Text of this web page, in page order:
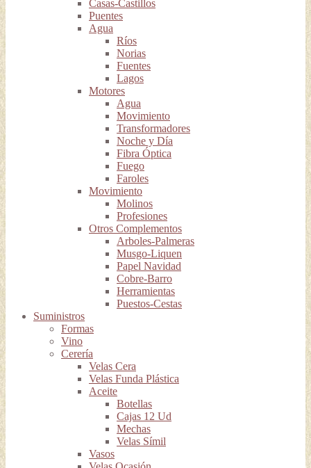
Casas-Castillos
Puentes
Agua
Ríos
Norias
Fuentes
Lagos
Motores
Agua
Movimiento
Transformadores
Noche y Día
Fibra Óptica
Fuego
Faroles
Movimiento
Molinos
Profesiones
Otros Complementos
Arboles-Palmeras
Musgo-Liquen
Papel Navidad
Cobre-Barro
Herramientas
Puestos-Cestas
Suministros
Formas
Vino
Cerería
Velas Cera
Velas Funda Plástica
Aceite
Botellas
Cajas 12 Ud
Mechas
Velas Símil
Vasos